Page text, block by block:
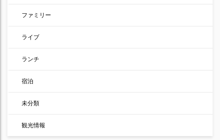
ファミリー
ライブ
ランチ
宿泊
未分類
観光情報